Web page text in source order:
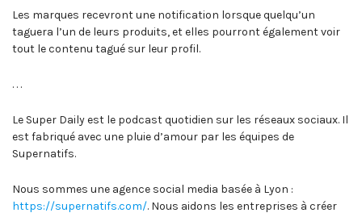
Les marques recevront une notification lorsque quelqu’un
taguera l’un de leurs produits, et elles pourront également voir
tout le contenu tagué sur leur profil.
. . .
Le Super Daily est le podcast quotidien sur les réseaux sociaux. Il
est fabriqué avec une pluie d’amour par les équipes de
Supernatifs.
Nous sommes une agence social media basée à Lyon :
https://supernatifs.com/. Nous aidons les entreprises à créer